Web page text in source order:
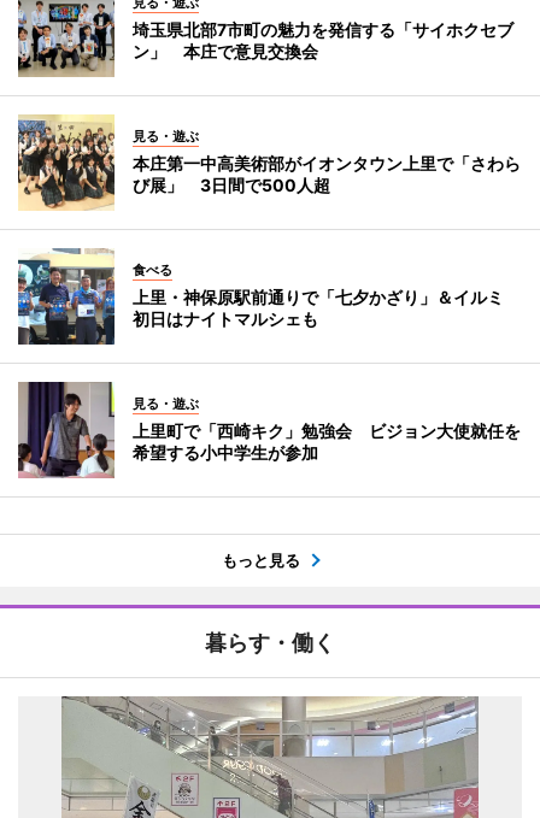
埼玉県北部7市町の魅力を発信する「サイホクセブ
ン」 本庄で意見交換会
見る・遊ぶ
本庄第一中高美術部がイオンタウン上里で「さわら
び展」 3日間で500人超
食べる
上里・神保原駅前通りで「七夕かざり」＆イルミ
初日はナイトマルシェも
見る・遊ぶ
上里町で「西崎キク」勉強会 ビジョン大使就任を
希望する小中学生が参加
もっと見る
暮らす・働く